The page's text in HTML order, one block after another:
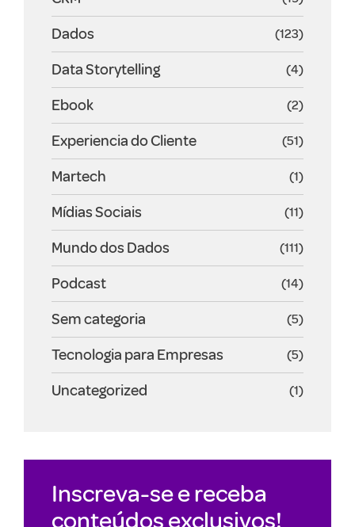
Dados (123)
Data Storytelling (4)
Ebook (2)
Experiencia do Cliente (51)
Martech (1)
Mídias Sociais (11)
Mundo dos Dados (111)
Podcast (14)
Sem categoria (5)
Tecnologia para Empresas (5)
Uncategorized (1)
Inscreva-se e receba
conteúdos exclusivos!